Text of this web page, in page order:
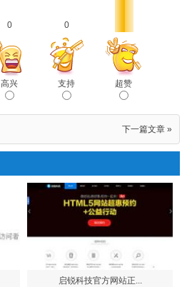
0
高兴
0
支持 超赞
下一篇文章 »
启锐科技官方网站正...